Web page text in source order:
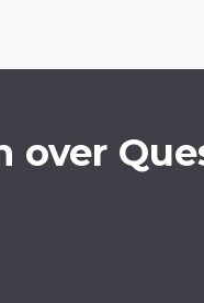
over